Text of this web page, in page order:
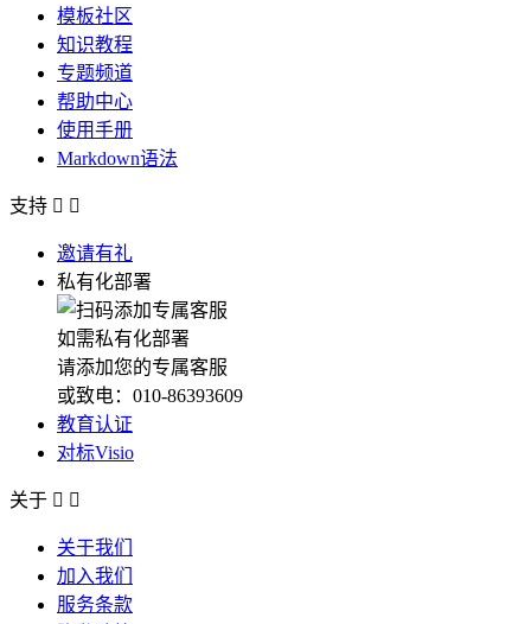
模板社区
知识教程
专题频道
帮助中心
使用手册
Markdown语法
支持  
邀请有礼
私有化部署
如需私有化部署
请添加您的专属客服
或致电：010-86393609
教育认证
对标Visio
关于  
关于我们
加入我们
服务条款